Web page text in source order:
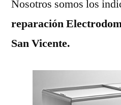
Nosotros somos los
reparación
San Vicente.